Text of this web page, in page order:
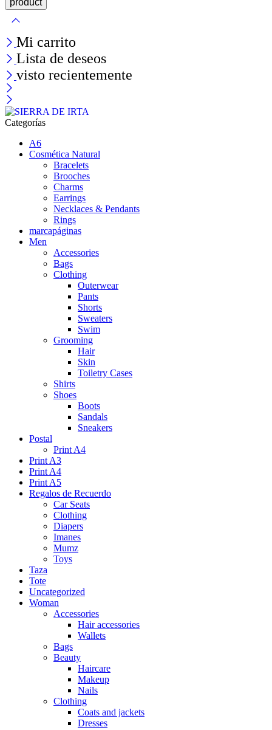
Mi carrito
Lista de deseos
visto recientemente
Categorías
A6
Cosmética Natural
Bracelets
Brooches
Charms
Earrings
Necklaces & Pendants
Rings
marcapáginas
Men
Accessories
Bags
Clothing
Outerwear
Pants
Shorts
Sweaters
Swim
Grooming
Hair
Skin
Toiletry Cases
Shirts
Shoes
Boots
Sandals
Sneakers
Postal
Print A4
Print A3
Print A4
Print A5
Regalos de Recuerdo
Car Seats
Clothing
Diapers
Imanes
Mumz
Toys
Taza
Tote
Uncategorized
Woman
Accessories
Hair accessories
Wallets
Bags
Beauty
Haircare
Makeup
Nails
Clothing
Coats and jackets
Dresses